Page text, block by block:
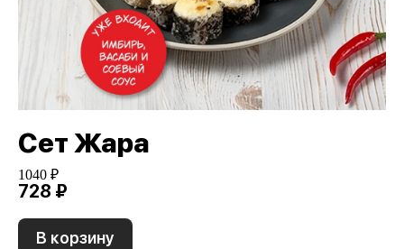
Сет Жара
1040 ₽
728 ₽
В корзину